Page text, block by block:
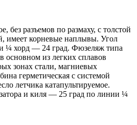
без разъемов по размаху, с толстой
имеет корневые наплывы. Угол
¼ хорд — 24 град. Фюзеляж типа
основном из легких сплавов
зонах стали, магниевых
герметическая с системой
летчика катапультируемое.
и киля — 25 град по линии ¼